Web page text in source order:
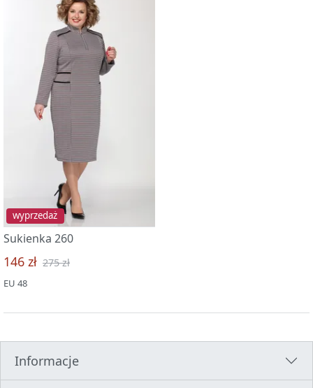
wyprzedaż
Sukienka 260
146 zł 275 zł
EU 48
Informacje